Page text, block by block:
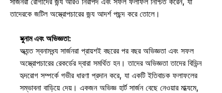
তাদেরকে জটিল অস্ত্রোপচারের জন্য আদর্শ পছন্দ করে তোলে।
সুনাম এবং অভিজ্ঞতা:
অত্যন্ত স্বনামধন্য সার্জনরা প্রায়শই বছরের পর বছর অভিজ্ঞতা এবং সফল
অস্ত্রোপচারের রেকর্ডের দ্বারা সমর্থিত হন। তাদের অভিজ্ঞতা তাদের বিভিন্ন
হৃদরোগ সম্পর্কে গভীর ধারণা প্রদান করে, যা একটি ইতিবাচক ফলাফলের
সম্ভাবনা বাড়িয়ে দেয়। একজন অভিজ্ঞ হার্ট সার্জন বেছে নেওয়ার মাধ্যমে,